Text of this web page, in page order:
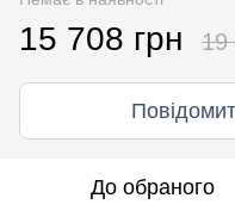
15 708 грн 19
До обраного